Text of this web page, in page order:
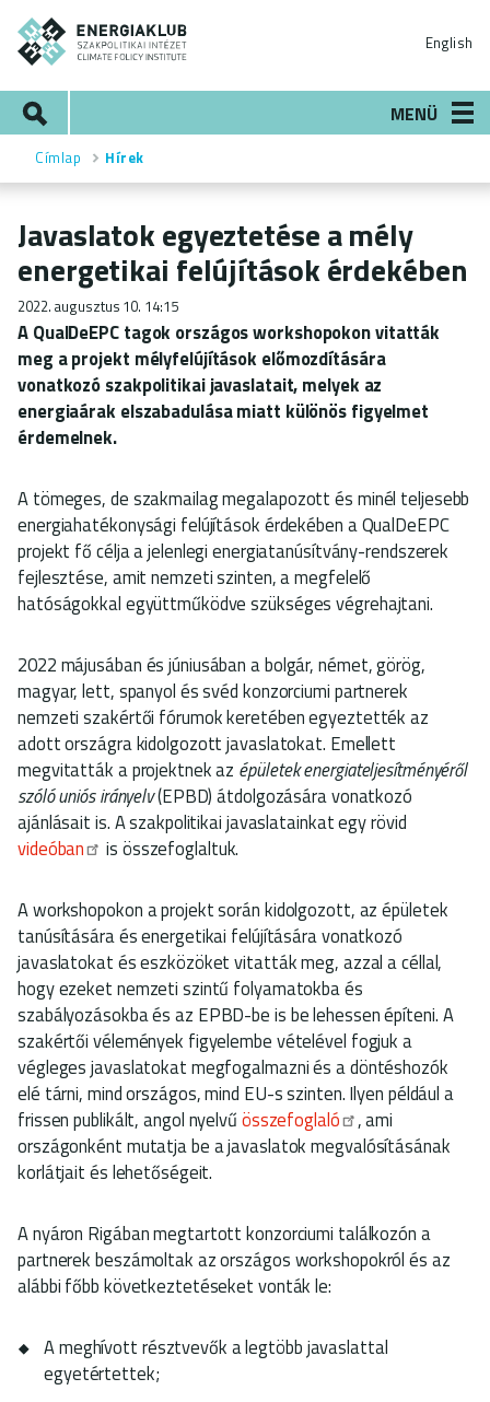
Ugrás
tartalomra
English
MENÜ
Morzsa
Címlap Hírek
Javaslatok egyeztetése a mély
energetikai felújítások érdekében
2022. augusztus 10. 14:15
A QualDeEPC tagok országos workshopokon vitatták
meg a projekt mélyfelújítások előmozdítására
vonatkozó szakpolitikai javaslatait, melyek az
energiaárak elszabadulása miatt különös figyelmet
érdemelnek.
A tömeges, de szakmailag megalapozott és minél teljesebb
energiahatékonysági felújítások érdekében a QualDeEPC
projekt fő célja a jelenlegi energiatanúsítvány-rendszerek
fejlesztése, amit nemzeti szinten, a megfelelő
hatóságokkal együttműködve szükséges végrehajtani.
2022 májusában és júniusában a bolgár, német, görög,
magyar, lett, spanyol és svéd konzorciumi partnerek
nemzeti szakértői fórumok keretében egyeztették az
adott országra kidolgozott javaslatokat. Emellett
megvitatták a projektnek az épületek energiateljesítményéről
szóló uniós irányelv(EPBD) átdolgozására vonatkozó
ajánlásait is. A szakpolitikai javaslatainkat egy rövid
videóban
is összefoglaltuk.
A workshopokon a projekt során kidolgozott, az épületek
tanúsítására és energetikai felújítására vonatkozó
javaslatokat és eszközöket vitatták meg, azzal a céllal,
hogy ezeket nemzeti szintű folyamatokba és
szabályozásokba és az EPBD-be is be lehessen építeni. A
szakértői vélemények figyelembe vételével fogjuk a
végleges javaslatokat megfogalmazni és a döntéshozók
elé tárni, mind országos, mind EU-s szinten. Ilyen például a
frissen publikált, angol nyelvű összefoglaló
, ami
országonként mutatja be a javaslatok megvalósításának
korlátjait és lehetőségeit.
A nyáron Rigában megtartott konzorciumi találkozón a
partnerek beszámoltak az országos workshopokról és az
alábbi főbb következtetéseket vonták le:
A meghívott résztvevők a legtöbb javaslattal
egyetértettek;